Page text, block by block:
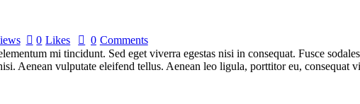
0 Likes 0 Comments
mi tincidunt. Sed eget viverra egestas nisi in consequat. Fusce
Aenean vulputate eleifend tellus. Aenean leo ligula, porttitor eu, consequat